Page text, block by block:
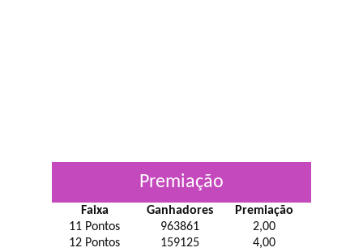
Premiação
Faixa Ganhadores
Premiação
11 Pontos
963861
2,00
12 Pontos
159125
4,00